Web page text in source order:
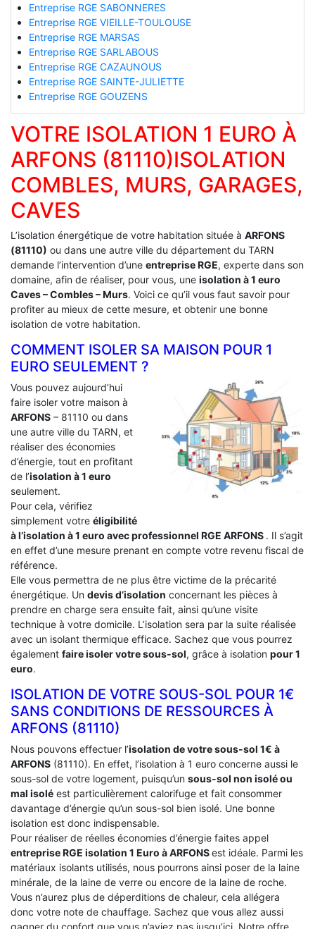
Entreprise RGE SABONNERES
Entreprise RGE VIEILLE-TOULOUSE
Entreprise RGE MARSAS
Entreprise RGE SARLABOUS
Entreprise RGE CAZAUNOUS
Entreprise RGE SAINTE-JULIETTE
Entreprise RGE GOUZENS
VOTRE ISOLATION 1 EURO À
ARFONS (81110)ISOLATION
COMBLES, MURS, GARAGES,
CAVES
L’isolation énergétique de votre habitation située à ARFONS
(81110) ou dans une autre ville du département du TARN
demande l’intervention d’une entreprise RGE, experte dans son
domaine, afin de réaliser, pour vous, une isolation à 1 euro
Caves – Combles – Murs. Voici ce qu’il vous faut savoir pour
profiter au mieux de cette mesure, et obtenir une bonne
isolation de votre habitation.
COMMENT ISOLER SA MAISON POUR 1
EURO SEULEMENT ?
Vous pouvez aujourd’hui
faire isoler votre maison à
ARFONS – 81110 ou dans
une autre ville du TARN, et
réaliser des économies
d’énergie, tout en profitant
de l’isolation à 1 euro
seulement.
Pour cela, vérifiez
simplement votre éligibilité
à l’isolation à 1 euro avec professionnel RGE ARFONS . Il s’agit
en effet d’une mesure prenant en compte votre revenu fiscal de
référence.
Elle vous permettra de ne plus être victime de la précarité
énergétique. Un devis d’isolation concernant les pièces à
prendre en charge sera ensuite fait, ainsi qu’une visite
technique à votre domicile. L’isolation sera par la suite réalisée
avec un isolant thermique efficace. Sachez que vous pourrez
également faire isoler votre sous-sol, grâce à isolation pour 1
euro.
ISOLATION DE VOTRE SOUS-SOL POUR 1€
SANS CONDITIONS DE RESSOURCES À
‎ARFONS (81110)
Nous pouvons effectuer l’isolation de votre sous-sol 1€ à
ARFONS (81110). En effet, l’isolation à 1 euro concerne aussi le
sous-sol de votre logement, puisqu’un sous-sol non isolé ou
mal isolé est particulièrement calorifuge et fait consommer
davantage d’énergie qu’un sous-sol bien isolé. Une bonne
isolation est donc indispensable.
Pour réaliser de réelles économies d’énergie faites appel
entreprise RGE isolation 1 Euro à ARFONSest idéale. Parmi les
matériaux isolants utilisés, nous pourrons ainsi poser de la laine
minérale, de la laine de verre ou encore de la laine de roche.
Vous n’aurez plus de déperditions de chaleur, cela allégera
donc votre note de chauffage. Sachez que vous allez aussi
gagner du confort que vous n’aviez pas jusqu’ici. Notre offre,